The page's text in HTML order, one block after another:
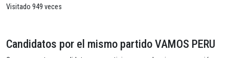
Visitado 949 veces
Candidatos por el mismo partido VAMOS PERU